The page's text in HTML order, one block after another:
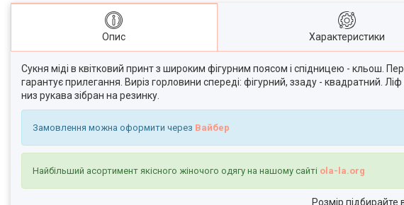
Опис Характеристики
Сукня міді в квітковий принт з широким фігурним поясом і спідницею - кльош.
гарантує прилегання. Виріз горловини спереді: фігурний, ззаду - квадратний.
низ рукава зібран на резинку.
Замовлення можна оформити через Вайбер
Найбільший асортимент якісного жіночого одягу на нашому сайті ola-la.org
Розмір підбирайте